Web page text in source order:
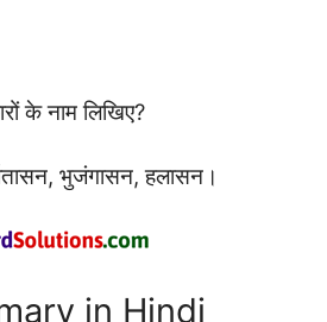
के नाम लिखिए?
भुजंगासन, हलासन।
in Hindi